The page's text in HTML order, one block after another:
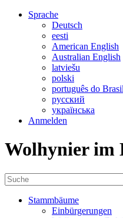
Sprache
Deutsch
eesti
American English
Australian English
latviešu
polski
português do Brasil
русский
українська
Anmelden
Wolhynier im
Stammbäume
Einbürgerungen